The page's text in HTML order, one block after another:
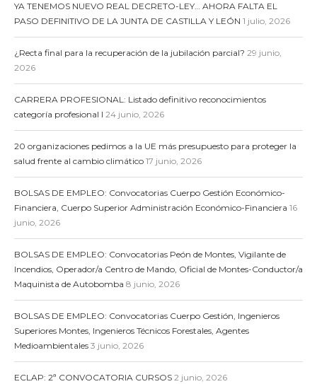
YA TENEMOS NUEVO REAL DECRETO-LEY… AHORA FALTA EL
PASO DEFINITIVO DE LA JUNTA DE CASTILLA Y LEÓN 1 julio, 2026
¿Recta final para la recuperación de la jubilación parcial? 29 junio,
2026
CARRERA PROFESIONAL: Listado definitivo reconocimientos
categoría profesional I 24 junio, 2026
20 organizaciones pedimos a la UE más presupuesto para proteger la
salud frente al cambio climático 17 junio, 2026
BOLSAS DE EMPLEO: Convocatorias Cuerpo Gestión Económico-
Financiera, Cuerpo Superior Administración Económico-Financiera 16
junio, 2026
BOLSAS DE EMPLEO: Convocatorias Peón de Montes, Vigilante de
Incendios, Operador/a Centro de Mando, Oficial de Montes-Conductor/a
Maquinista de Autobomba 8 junio, 2026
BOLSAS DE EMPLEO: Convocatorias Cuerpo Gestión, Ingenieros
Superiores Montes, Ingenieros Técnicos Forestales, Agentes
Medioambientales 3 junio, 2026
ECLAP: 2ª CONVOCATORIA CURSOS 2 junio, 2026